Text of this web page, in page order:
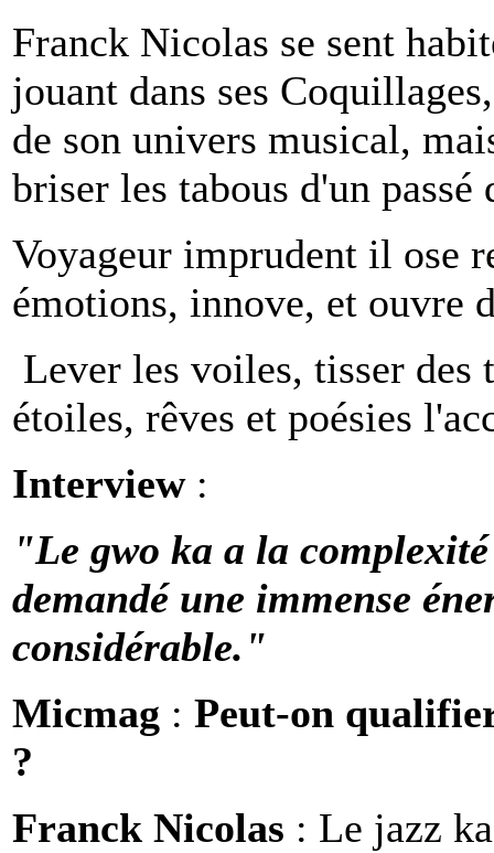
Franck Nicolas se sent
jouant dans ses
de son univers musical,
briser les tabous d'un passé
Voyageur imprudent il ose
émotions, innove, et ouvre
Lever les voiles, tisser des
étoiles, rêves et poésies
Interview:
"Le gwo ka a la
demandé une immense
considérable."
Micmag : Peut-on
?
Franck Nicolas : Le jazz